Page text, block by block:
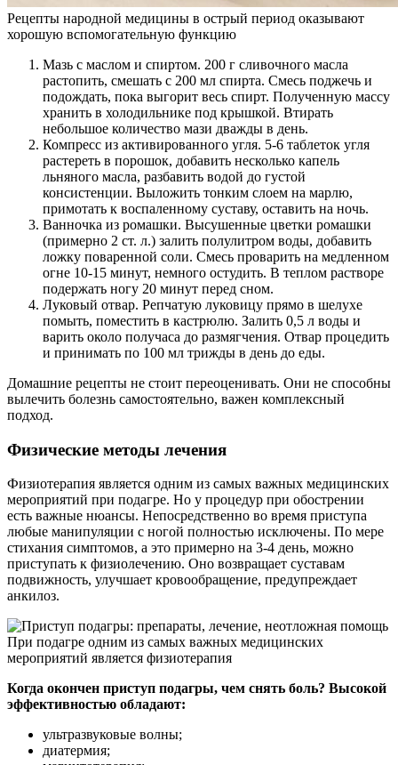
Рецепты народной медицины в острый период оказывают
хорошую вспомогательную функцию
Мазь с маслом и спиртом. 200 г сливочного масла
растопить, смешать с 200 мл спирта. Смесь поджечь и
подождать, пока выгорит весь спирт. Полученную массу
хранить в холодильнике под крышкой. Втирать
небольшое количество мази дважды в день.
Компресс из активированного угля. 5-6 таблеток угля
растереть в порошок, добавить несколько капель
льняного масла, разбавить водой до густой
консистенции. Выложить тонким слоем на марлю,
примотать к воспаленному суставу, оставить на ночь.
Ванночка из ромашки. Высушенные цветки ромашки
(примерно 2 ст. л.) залить полулитром воды, добавить
ложку поваренной соли. Смесь проварить на медленном
огне 10-15 минут, немного остудить. В теплом растворе
подержать ногу 20 минут перед сном.
Луковый отвар. Репчатую луковицу прямо в шелухе
помыть, поместить в кастрюлю. Залить 0,5 л воды и
варить около получаса до размягчения. Отвар процедить
и принимать по 100 мл трижды в день до еды.
Домашние рецепты не стоит переоценивать. Они не способны
вылечить болезнь самостоятельно, важен комплексный
подход.
Физические методы лечения
Физиотерапия является одним из самых важных медицинских
мероприятий при подагре. Но у процедур при обострении
есть важные нюансы. Непосредственно во время приступа
любые манипуляции с ногой полностью исключены. По мере
стихания симптомов, а это примерно на 3-4 день, можно
приступать к физиолечению. Оно возвращает суставам
подвижность, улучшает кровообращение, предупреждает
анкилоз.
При подагре одним из самых важных медицинских
мероприятий является физиотерапия
Когда окончен приступ подагры, чем снять боль? Высокой
эффективностью обладают:
ультразвуковые волны;
диатермия;